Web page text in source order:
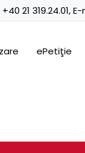
+40 21 319.24.01,
ePetiţie